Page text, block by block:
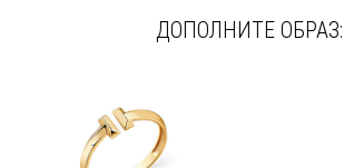
ДОПОЛНИТЕ ОБРАЗ: